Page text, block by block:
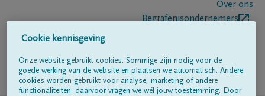
Over ons
Begrafenisondernemers
Volg ons op
Cookie kennisgeving
Onze website gebruikt cookies. Sommige zijn nodig voor de
goede werking van de website en plaatsen we automatisch. Andere
cookies worden gebruikt voor analyse, marketing of andere
functionaliteiten; daarvoor vragen we wél jouw toestemming. Door